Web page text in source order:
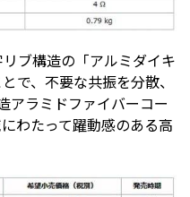
ブ構造の「アルミダイキ
で、不要な共振を分散、
アラミドファイバーコー
わたって躍動感のある高